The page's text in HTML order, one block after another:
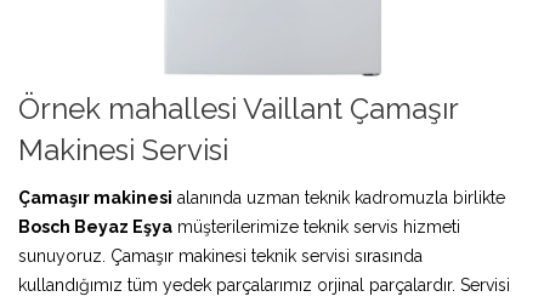
Örnek mahallesi Vaillant Çamaşır
Makinesi Servisi
Çamaşır makinesi alanında uzman teknik kadromuzla birlikte
Bosch Beyaz Eşya müşterilerimize teknik servis hizmeti
sunuyoruz. Çamaşır makinesi teknik servisi sırasında
kullandığımız tüm yedek parçalarımız orjinal parçalardır. Servisi